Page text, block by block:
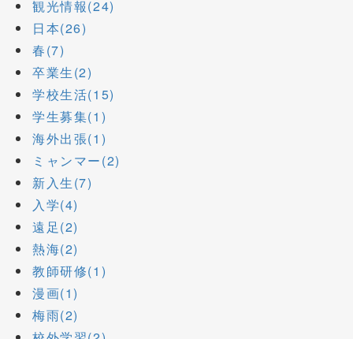
観光情報(24)
日本(26)
春(7)
卒業生(2)
学校生活(15)
学生募集(1)
海外出張(1)
ミャンマー(2)
新入生(7)
入学(4)
遠足(2)
熱海(2)
教師研修(1)
漫画(1)
梅雨(2)